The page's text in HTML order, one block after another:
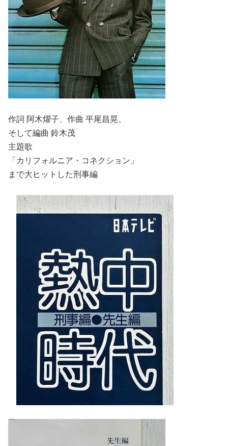
作詞 阿木燿子、作曲 平尾昌晃、
そして編曲 鈴木茂
主題歌
「カリフォルニア・コネクション」
まで大ヒットした刑事編